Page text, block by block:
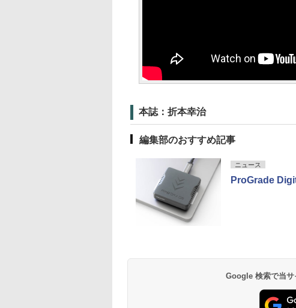
本誌：折本幸治
編集部のおすすめ記事
ニュース
ProGrade
Google 検索で当サ